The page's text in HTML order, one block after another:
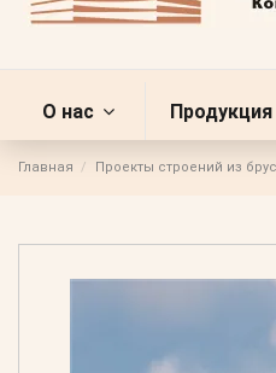
О нас Продукция
Главная Проекты строений из